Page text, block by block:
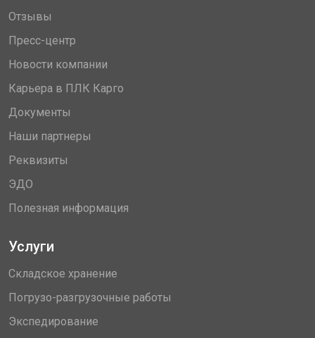
Отзывы
Пресс-центр
Новости компании
Карьера в ПЛК Карго
Документы
Наши партнеры
Реквизиты
ЭДО
Полезная информация
Услуги
Складское хранение
Погрузо-разгрузочные работы
Экспедирование